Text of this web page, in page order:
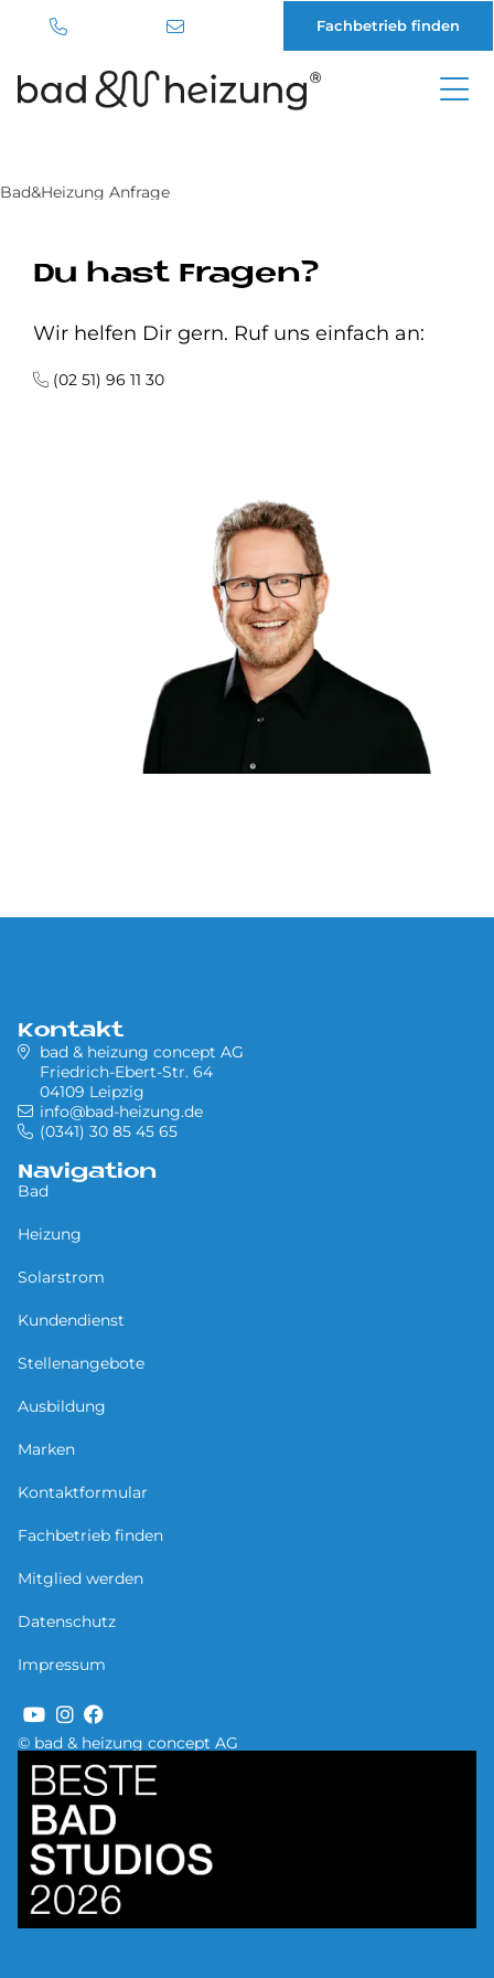
Fachbetrieb finden
Bad&Heizung Anfrage
Du hast Fragen?
Wir helfen Dir gern. Ruf uns einfach an:
(02 51) 96 11 30
© bad & heizung concept AG
Kontakt
bad & heizung concept AG
Friedrich-Ebert-Str. 64
04109 Leipzig
info@bad-heizung.de
(0341) 30 85 45 65
Navigation
Bad
Heizung
Solarstrom
Kundendienst
Stellenangebote
Ausbildung
Marken
Kontaktformular
Fachbetrieb finden
Mitglied werden
Datenschutz
Impressum